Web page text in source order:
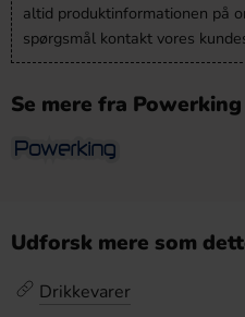
altid produktinformationen på
spørgsmål kontakt vores
Se mere fra
Udforsk mere som
Drikkevarer